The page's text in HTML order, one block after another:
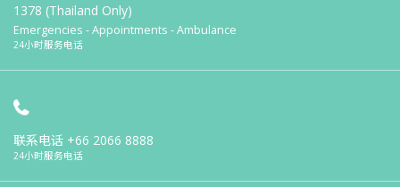
1378 (Thailand Only)
Emergencies - Appointments - Ambulance
24小时服务电话
联系电话 +66 2066 8888
24小时服务电话